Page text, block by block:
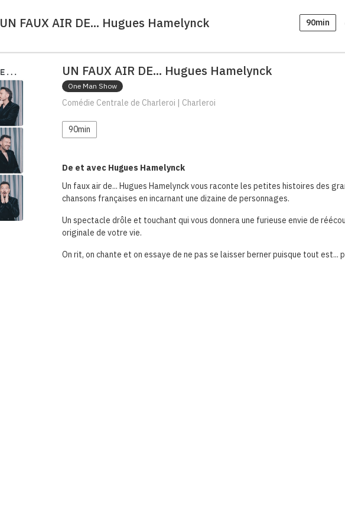
UN FAUX AIR DE... Hugues Hamelynck 90min
UN FAUX AIR DE... Hugues Hamelynck
One Man Show
Comédie Centrale de Charleroi | Charleroi
90min
De et avec Hugues Hamelynck
Un faux air de... Hugues Hamelynck vous raconte les petites histoires des
chansons françaises en incarnant une dizaine de personnages.
Un spectacle drôle et touchant qui vous donnera une furieuse envie de
originale de votre vie.
On rit, on chante et on essaye de ne pas se laisser berner puisque tout est...